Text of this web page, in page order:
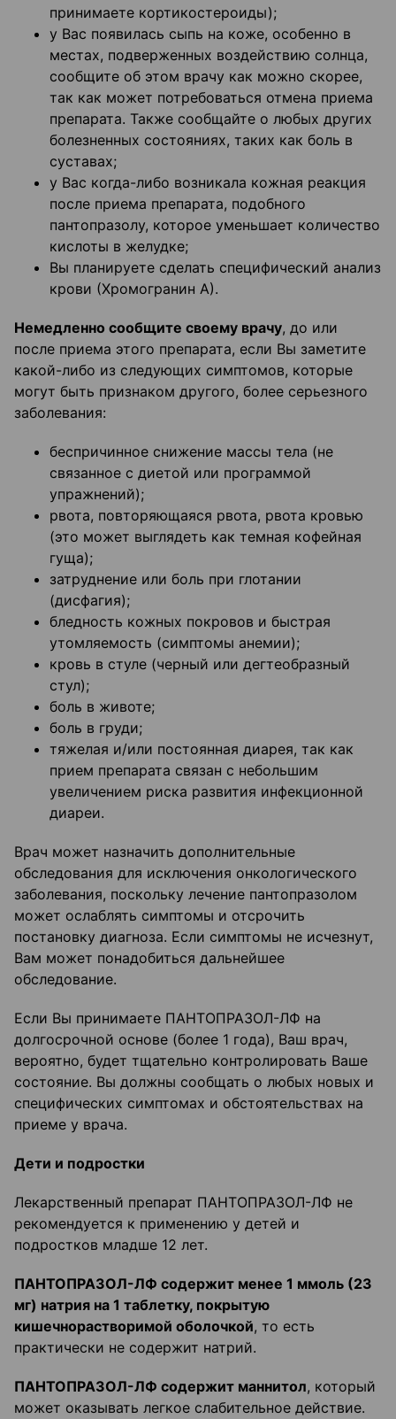
принимаете кортикостероиды);
у Вас появилась сыпь на коже, особенно в
местах, подверженных воздействию солнца,
сообщите об этом врачу как можно скорее,
так как может потребоваться отмена приема
препарата. Также сообщайте о любых других
болезненных состояниях, таких как боль в
суставах;
у Вас когда-либо возникала кожная реакция
после приема препарата, подобного
пантопразолу, которое уменьшает количество
кислоты в желудке;
Вы планируете сделать специфический анализ
крови (Хромогранин А).
Немедленно сообщите своему врачу, до или
после приема этого препарата, если Вы заметите
какой-либо из следующих симптомов, которые
могут быть признаком другого, более серьезного
заболевания:
беспричинное снижение массы тела (не
связанное с диетой или программой
упражнений);
рвота, повторяющаяся рвота, рвота кровью
(это может выглядеть как темная кофейная
гуща);
затруднение или боль при глотании
(дисфагия);
бледность кожных покровов и быстрая
утомляемость (симптомы анемии);
кровь в стуле (черный или дегтеобразный
стул);
боль в животе;
боль в груди;
тяжелая и/или постоянная диарея, так как
прием препарата связан с небольшим
увеличением риска развития инфекционной
диареи.
Врач может назначить дополнительные
обследования для исключения онкологического
заболевания, поскольку лечение пантопразолом
может ослаблять симптомы и отсрочить
постановку диагноза. Если симптомы не исчезнут,
Вам может понадобиться дальнейшее
обследование.
Если Вы принимаете ПАНТОПРАЗОЛ-ЛФ на
долгосрочной основе (более 1 года), Ваш врач,
вероятно, будет тщательно контролировать Ваше
состояние. Вы должны сообщать о любых новых и
специфических симптомах и обстоятельствах на
приеме у врача.
Дети и подростки
Лекарственный препарат ПАНТОПРАЗОЛ-ЛФ не
рекомендуется к применению у детей и
подростков младше 12 лет.
ПАНТОПРАЗОЛ-ЛФ содержит менее 1 ммоль (23
мг) натрия на 1 таблетку, покрытую
кишечнорастворимой оболочкой, то есть
практически не содержит натрий.
ПАНТОПРАЗОЛ-ЛФ содержит маннитол, который
может оказывать легкое слабительное действие.